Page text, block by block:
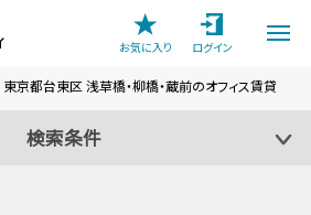
お気に入り
ログイン
京都台東区 浅草橋・柳橋・蔵前のオフィス賃貸
検索条件